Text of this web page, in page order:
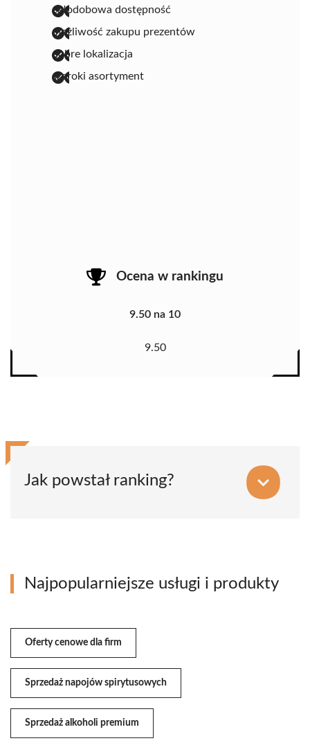
całodobowa dostępność
możliwość zakupu prezentów
dobre lokalizacja
szeroki asortyment
Ocena w rankingu
9.50 na 10
9.50
Jak powstał ranking?
Najpopularniejsze usługi i produkty
Oferty cenowe dla firm
Sprzedaż napojów spirytusowych
Sprzedaż alkoholi premium